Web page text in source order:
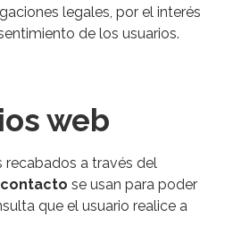
legales, por el interés
de los usuarios.
web
recabados a través del
se usan para poder
que el usuario realice a